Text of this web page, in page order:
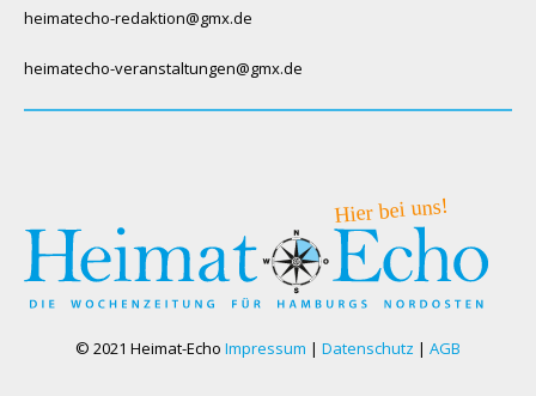
heimatecho-redaktion@gmx.de
heimatecho-veranstaltungen@gmx.de
© 2021 Heimat-Echo Impressum | Datenschutz | AGB